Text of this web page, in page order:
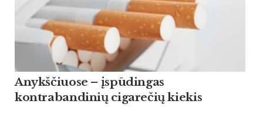
Anykščiuose – įspūdingas
kontrabandinių cigarečių kiekis